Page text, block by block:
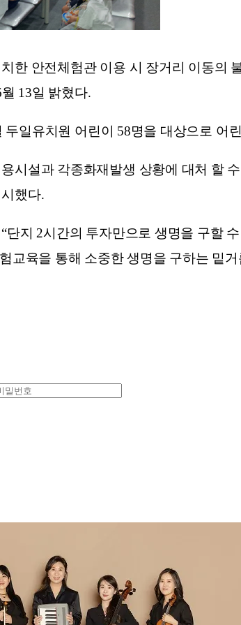
한 안전체험관 이용 시 장거리 이동의
13일 밝혔다.
두일유치원 어린이 58명을 대상으로
시설과 각종화재발생 상황에 대처 할
했다.
단지 2시간의 투자만으로 생명을 구할
교육을 통해 소중한 생명을 구하는 밑